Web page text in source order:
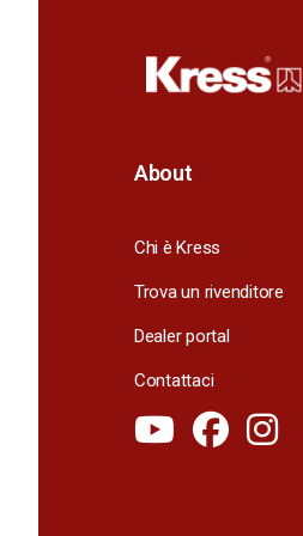
About
Chi è Kress
Trova un rivenditore
Dealer portal
Contattaci